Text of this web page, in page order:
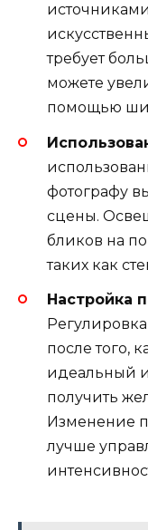
требует
можете
помощью
фотографу
сцены.
бликов на
таких как
Настройка
после того,
идеальный
получить
Изменение
лучше